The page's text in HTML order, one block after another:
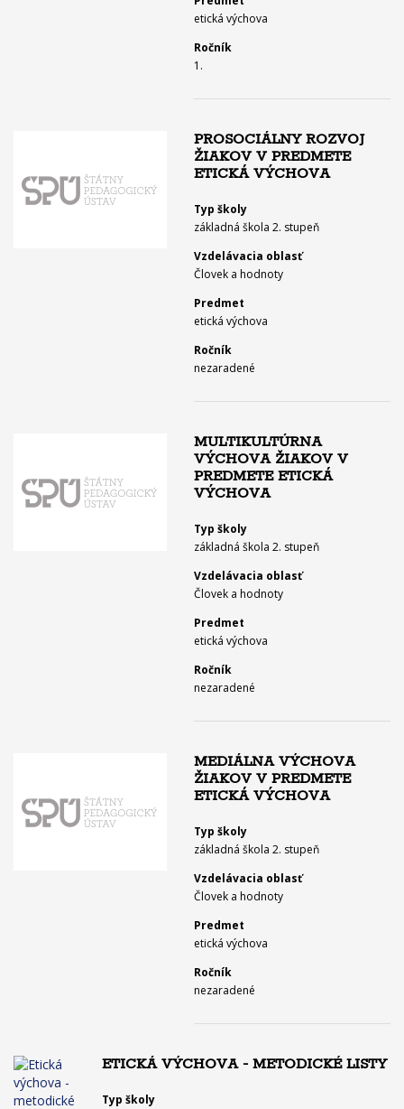
etická výchova
Ročník
1.
PROSOCIÁLNY ROZVOJ
ŽIAKOV V PREDMETE
ETICKÁ VÝCHOVA
Typ školy
základná škola 2. stupeň
Vzdelávacia oblasť
Človek a hodnoty
Predmet
etická výchova
Ročník
nezaradené
MULTIKULTÚRNA
VÝCHOVA ŽIAKOV V
PREDMETE ETICKÁ
VÝCHOVA
Typ školy
základná škola 2. stupeň
Vzdelávacia oblasť
Človek a hodnoty
Predmet
etická výchova
Ročník
nezaradené
MEDIÁLNA VÝCHOVA
ŽIAKOV V PREDMETE
ETICKÁ VÝCHOVA
Typ školy
základná škola 2. stupeň
Vzdelávacia oblasť
Človek a hodnoty
Predmet
etická výchova
Ročník
nezaradené
ETICKÁ VÝCHOVA - METODICKÉ LISTY
Typ školy